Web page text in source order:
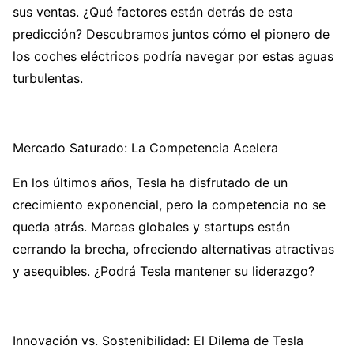
sus ventas. ¿Qué factores están detrás de esta
predicción? Descubramos juntos cómo el pionero de
los coches eléctricos podría navegar por estas aguas
turbulentas.
Mercado Saturado: La Competencia Acelera
En los últimos años, Tesla ha disfrutado de un
crecimiento exponencial, pero la competencia no se
queda atrás. Marcas globales y startups están
cerrando la brecha, ofreciendo alternativas atractivas
y asequibles. ¿Podrá Tesla mantener su liderazgo?
Innovación vs. Sostenibilidad: El Dilema de Tesla